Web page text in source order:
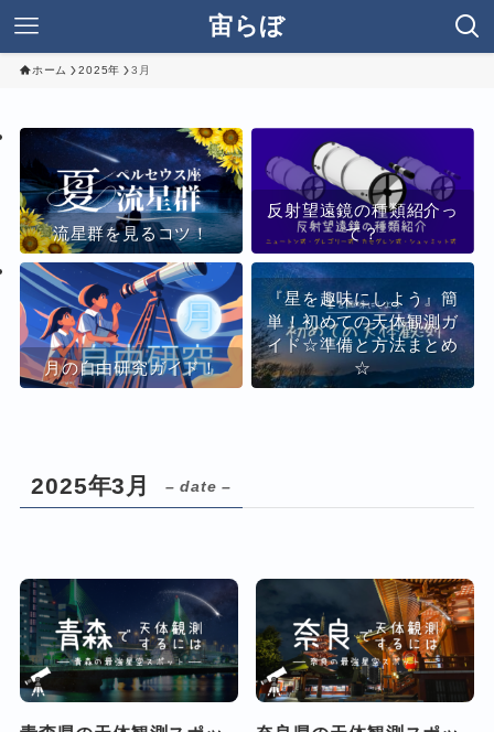
宙らぼ
ホーム 2025年 3月
流星群を見るコツ！
反射望遠鏡の種類紹介っ
て？
月の自由研究ガイド！
『星を趣味にしよう』簡
単！初めての天体観測ガ
イド☆準備と方法まとめ
☆
2025年3月 – date –